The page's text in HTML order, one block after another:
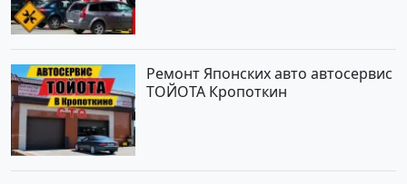
Ремонт Японских авто автосервис
ТОЙОТА Кропоткин